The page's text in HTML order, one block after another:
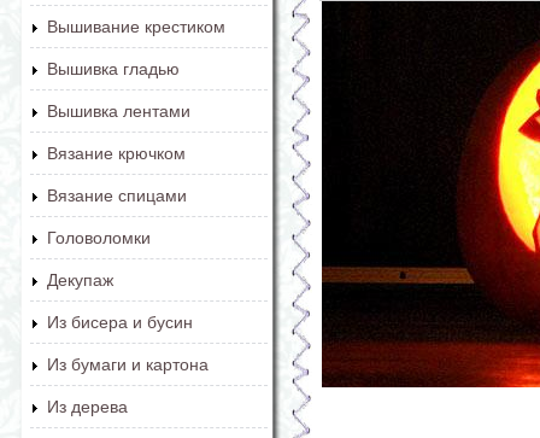
Вышивание крестиком
Вышивка гладью
Вышивка лентами
Вязание крючком
Вязание спицами
Головоломки
Декупаж
Из бисера и бусин
Из бумаги и картона
Из дерева